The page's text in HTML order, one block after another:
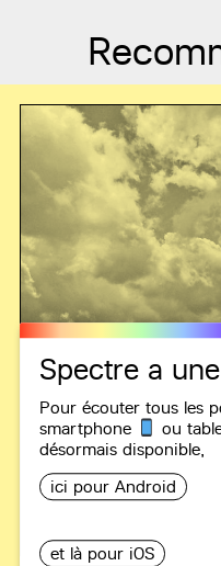
Spectre a
Pour écouter tous les
smartphone
ou
désormais disponible,
ici pour Android
et là pour iOS